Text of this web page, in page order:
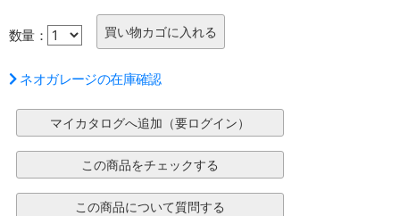
数量：
ネオガレージの在庫確認